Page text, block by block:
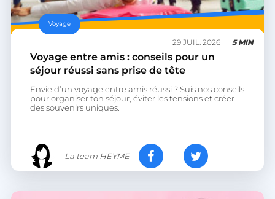
29 JUIL. 2026 5 MIN
Voyage
Voyage entre amis : conseils pour un
séjour réussi sans prise de tête
Envie d’un voyage entre amis réussi ? Suis nos conseils
pour organiser ton séjour, éviter les tensions et créer
des souvenirs uniques.
La team HEYME